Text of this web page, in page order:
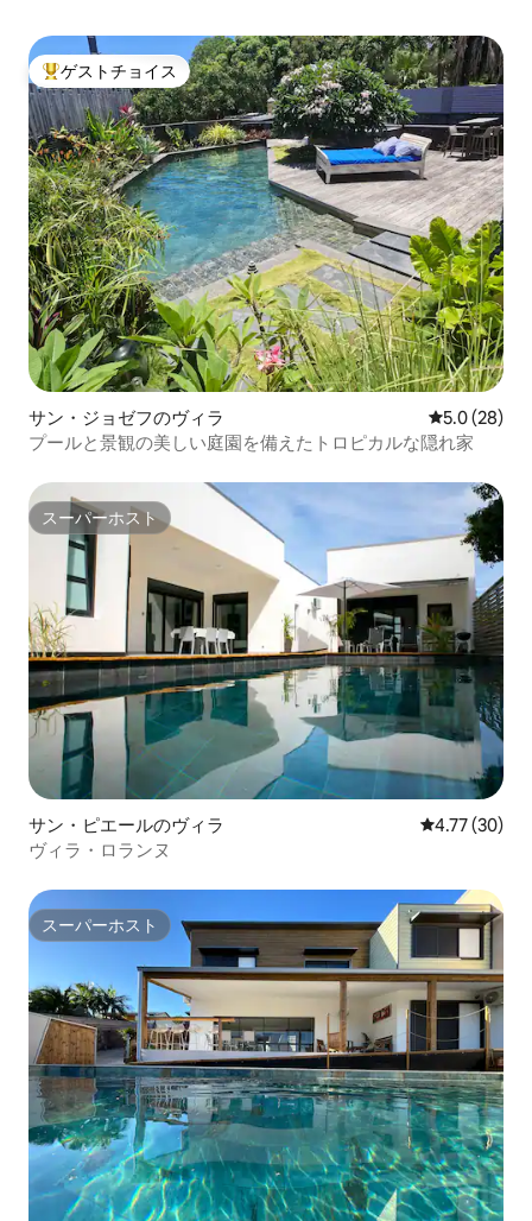
大好評のゲストチョイスです。
ゲストチョイス
サン・ジョゼフのヴィラ レビュー28
5.0 (28)
プールと景観の美しい庭園を備えたトロピカルな隠れ家
スーパーホスト
スーパーホスト
サン・ピエールのヴィラ レビュー30
4.77 (30)
ヴィラ・ロランヌ
スーパーホスト
スーパーホスト